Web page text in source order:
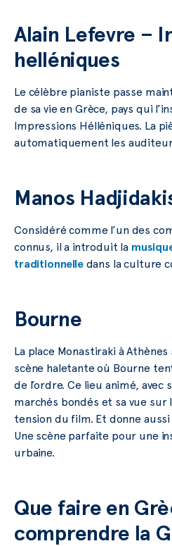
Alain Lefevre –
helléniques
Le célèbre pianiste passe
de sa vie en Grèce, pays qui
Impressions Hélléniques. La
automatiquement les
Manos
Considéré comme l’un des
connus, il a introduit la
traditionnelledans la culture
Bourne
La place Monastiraki à
scène haletante où Bourne
de l’ordre. Ce lieu animé,
marchés bondés et sa vue sur
tension du film. Et donne aussi
Une scène parfaite pour une
urbaine.
Que faire en
comprendre la